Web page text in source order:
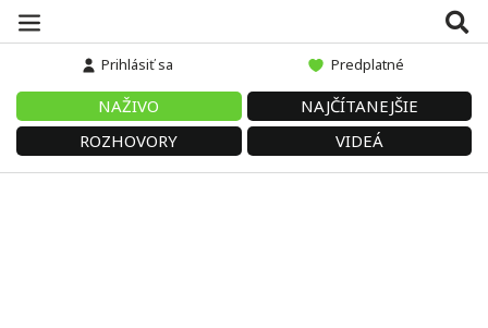
Prihlásiť sa Predplatné
NAŽIVO
NAJČÍTANEJŠIE
ROZHOVORY
VIDEÁ